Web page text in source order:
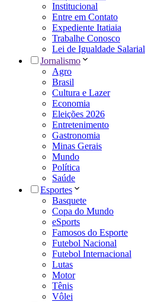
Institucional
Entre em Contato
Expediente Itatiaia
Trabalhe Conosco
Lei de Igualdade Salarial
Jornalismo
Agro
Brasil
Cultura e Lazer
Economia
Eleições 2026
Entretenimento
Gastronomia
Minas Gerais
Mundo
Política
Saúde
Esportes
Basquete
Copa do Mundo
eSports
Famosos do Esporte
Futebol Nacional
Futebol Internacional
Lutas
Motor
Tênis
Vôlei